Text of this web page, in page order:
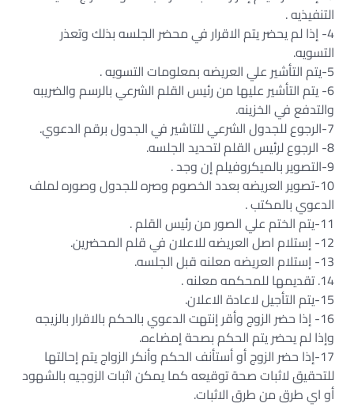
التنفيذيه .
4- إذا لم يحضر يتم الاقرار في محضر الجلسه بذلك وتعذر
التسويه.
5-يتم التأشير علي العريضه بمعلومات التسويه .
6- يتم التأشير عليها من رئيس القلم الشرعي بالرسم والضريبه
والتدفع في الخزينه.
7-الرجوع للجدول الشرعي للتاشير في الجدول برقم الدعوي.
8- الرجوع لرئيس القلم لتحديد الجلسه.
9-التصوير بالميكروفيلم إن وجد .
10-تصوير العريضه بعدد الخصوم وصره للجدول وصوره لملف
الدعوي بالمكتب .
11-يتم الختم علي الصور من رئيس القلم .
12- إستلام اصل العريضه للاعلان في قلم المحضرين.
13- إستلام العريضه معلنه قبل الجلسه.
14. تقديمها للمحكمه معلنه .
15-يتم التأجيل لاعادة الاعلان.
16- إذا حضر الزوج وأقر إنتهت الدعوي بالحكم بالاقرار بالزيجه
وإذا لم يحضر يتم الحكم بصحة إمضاءه.
17-إذا حضر الزوج أو أستأنف الحكم وأنكر الزواج يتم إحالتها
للتحقيق لاثبات صحة توقيعه كما يمكن اثبات الزوجيه بالشهود
أو اي طرق من طرق الاثبات.